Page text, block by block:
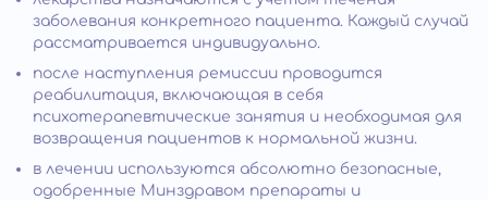
заболевания конкретного пациента. Каждый случай
рассматривается индивидуально.
после наступления ремиссии проводится
реабилитация, включающая в себя
психотерапевтические занятия и необходимая для
возвращения пациентов к нормальной жизни.
в лечении используются абсолютно безопасные,
одобренные Минздравом препараты и